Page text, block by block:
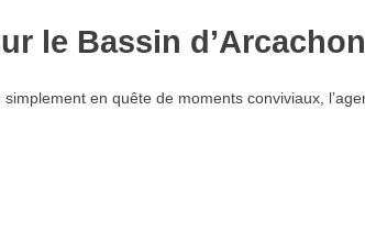
le Bassin d’Arcachon
en quête de moments conviviaux,